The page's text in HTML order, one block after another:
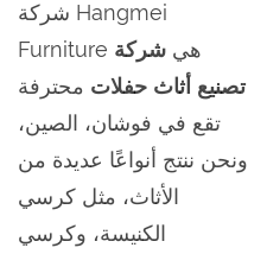
شركة Hangmei
Furniture هي شركة
تصنيع أثاث حفلات محترفة
تقع في فوشان، الصين،
ونحن ننتج أنواعًا عديدة من
الأثاث، مثل كرسي
الكنيسة، وكرسي